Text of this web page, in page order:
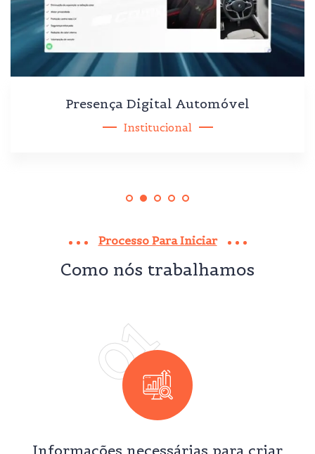
Presença Digital Automóvel
Institucional
Processo Para Iniciar
Como nós trabalhamos
01
Informações necessárias para criar